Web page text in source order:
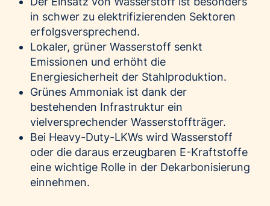
Palfinger AG
Polestar
REXEL Austria
Starbucks
Superbrands Austria
Tante Fanny
Vollpension
win2day
woom bikes
in schwer zu elektrifizierenden Sektoren
erfolgsversprechend.
Lokaler, grüner Wasserstoff senkt
Emissionen und erhöht die
Energiesicherheit der Stahlproduktion.
Grünes Ammoniak ist dank der
bestehenden Infrastruktur ein
vielversprechender Wasserstoffträger.
Bei Heavy-Duty-LKWs wird Wasserstoff
oder die daraus erzeugbaren E-Kraftstoffe
eine wichtige Rolle in der Dekarbonisierung
einnehmen.